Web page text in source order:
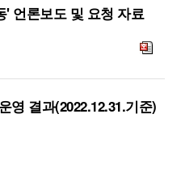
' 언론보도 및 요청 자료
영 결과(2022.12.31.기준)